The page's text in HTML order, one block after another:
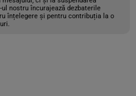
nostru încurajează dezbaterile
înțelegere și pentru contribuția la o